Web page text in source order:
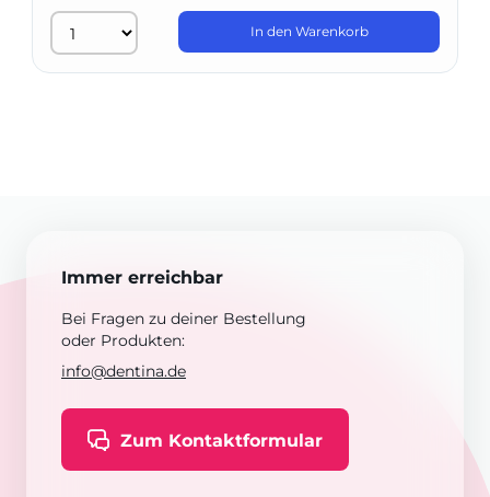
In den Warenkorb
Immer erreichbar
Bei Fragen zu deiner Bestellung
oder Produkten:
info@dentina.de
Zum Kontaktformular